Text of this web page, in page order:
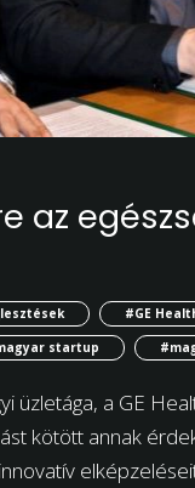
az
#GE
startup
üzletága, a GE
kötött annak